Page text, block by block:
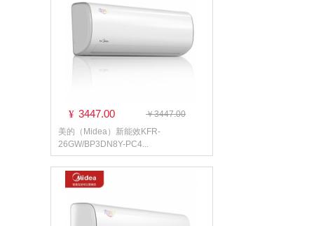
¥ 3447.00
￥3447.00
美的（Midea）新能效KFR-
26GW/BP3DN8Y-PC4...